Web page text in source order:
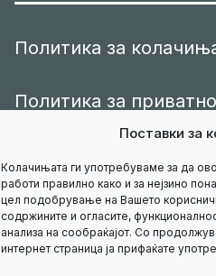
Поставки за
Колачињата ги употребуваме за да
работи правилно како и за нејзино
цел подобрување на Вашето
содржините и огласите,
анализа на сообраќајот. Со
интернет страница ја прифаќате
Политика за
Политика за
Контакт